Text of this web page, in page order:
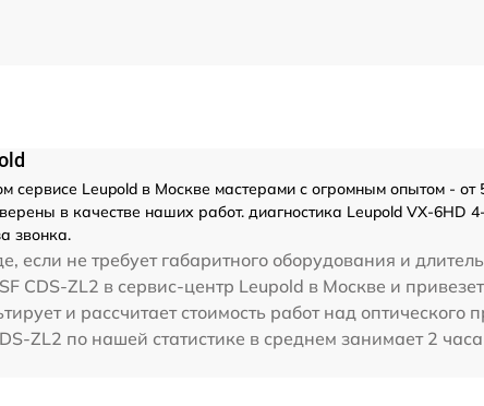
сервисе Leupold в Москве мастерами с огромным опытом - от
в качестве наших работ. диагностика Leupold VX-6HD
звонка.
если не требует габаритного оборудования и
CDS-ZL2 в сервис-центр Leupold в Москве и
и рассчитает стоимость работ над оптического
ZL2 по нашей статистике в среднем занимает 2